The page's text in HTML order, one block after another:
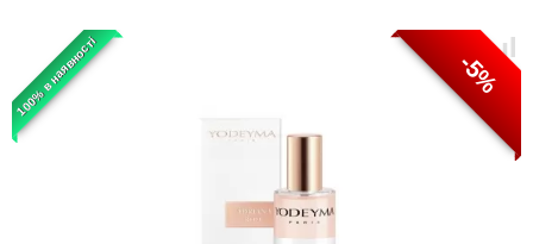
100% в наявності -5%